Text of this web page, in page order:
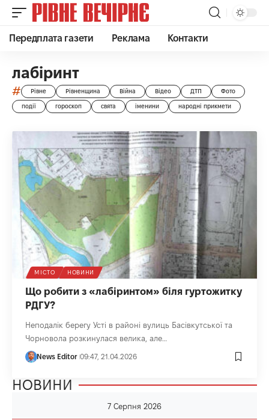
Передплата газети Реклама Контакти
лабіринт
# Рівне Рівненщина Війна Відео ДТП Фото
події гороскоп свята іменини народні прикмети
МІСТО НОВИНИ
Що робити з «лабіринтом» біля гуртожитку
РДГУ?
Неподалік берегу Усті в районі вулиць Басівкутської та
Чорновола розкинулася велика, але…
News Editor 09:47, 21.04.2026
НОВИНИ
7 Серпня 2026